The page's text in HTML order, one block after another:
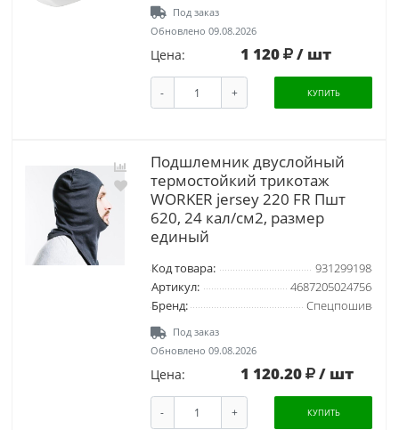
Под заказ
Обновлено 09.08.2026
Цена: 1 120 / шт
- + КУПИТЬ
Подшлемник двуслойный
термостойкий трикотаж
WORKER jersey 220 FR Пшт
620, 24 кал/см2, размер
единый
Код товара:
931299198
Артикул:
4687205024756
Бренд:
Спецпошив
Под заказ
Обновлено 09.08.2026
Цена: 1 120.20 / шт
- + КУПИТЬ